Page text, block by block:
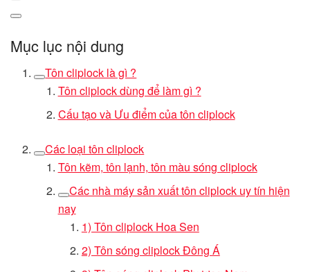
Mục lục nội dung
Tôn cliplock là gì ?
Tôn cliplock dùng để làm gì ?
Cấu tạo và Ưu điểm của tôn cliplock
Các loại tôn cliplock
Tôn kẽm, tôn lạnh, tôn màu sóng cliplock
Các nhà máy sản xuất tôn cliplock uy tín hiện
nay
1) Tôn cliplock Hoa Sen
2) Tôn sóng cliplock Đông Á